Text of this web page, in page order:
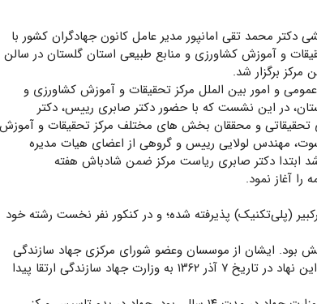
محمد تقی امانپور مدیر عامل کانون جهادگران کشور با
و آموزش کشاورزی و منابع طبیعی استان گلستان در سالن
مرکز برگزار شد.
و امور بین الملل مرکز تحقیقات و آموزش کشاورزی و
در این نشست که با حضور دکتر صابری رییس، دکتر
و محققان بخش های مختلف مرکز تحقیقات و آموزش
مهندس لولایی رییس و گروهی از اعضای هیات مدیره
ابتدا دکتر صابری ریاست مرکز ضمن شادباش هفته
را آغاز نمود.
(پلی‌تکنیک) پذیرفته شده؛ و در کنکور نفر نخست رشته خود
بود. ایشان از موسسان وعضو شورای مرکزی جهاد سازندگی
بود. جهاد سازندگی در تاریخ ۲۷ خرداد ۱۳۵۸ تاسیس شد. این نهاد در تاریخ ۷ آذر ۱۳۶۲ به وزارت جهاد سازندگی ارتقا پیدا